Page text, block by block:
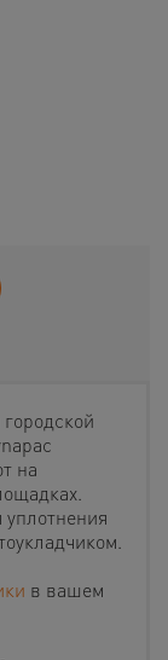
на
в вашем